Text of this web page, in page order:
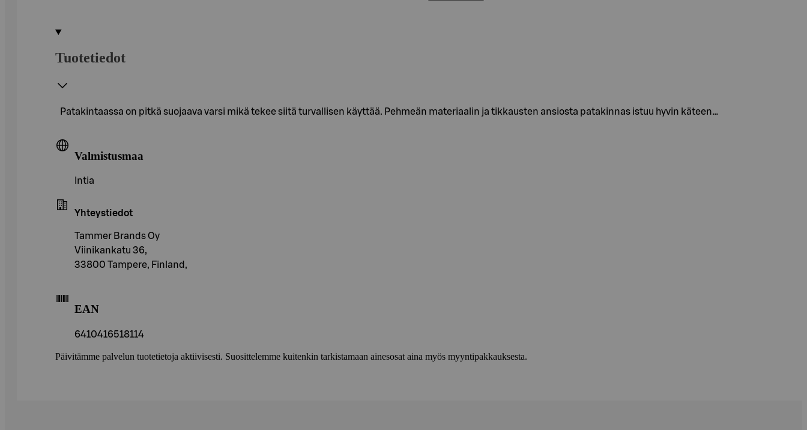
Tuotetiedot
Patakintaassa on pitkä suojaava varsi mikä tekee siitä turvallisen käyttää. Pehmeän materiaalin ja tikkausten ansiosta patakinnas istuu hyvin käteen…
Valmistusmaa
Intia
Yhteystiedot
Tammer Brands Oy
Viinikankatu 36,
33800 Tampere, Finland,
EAN
6410416518114
Päivitämme palvelun tuotetietoja aktiivisesti. Suosittelemme kuitenkin tarkistamaan ainesosat aina myös myyntipakkauksesta.